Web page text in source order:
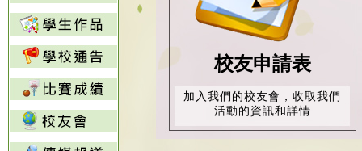
校友申請表
加入我們的校友會，收取我們
活動的資訊和詳情